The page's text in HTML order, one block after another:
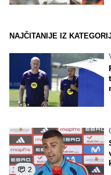
NAJČITANIJE IZ
2